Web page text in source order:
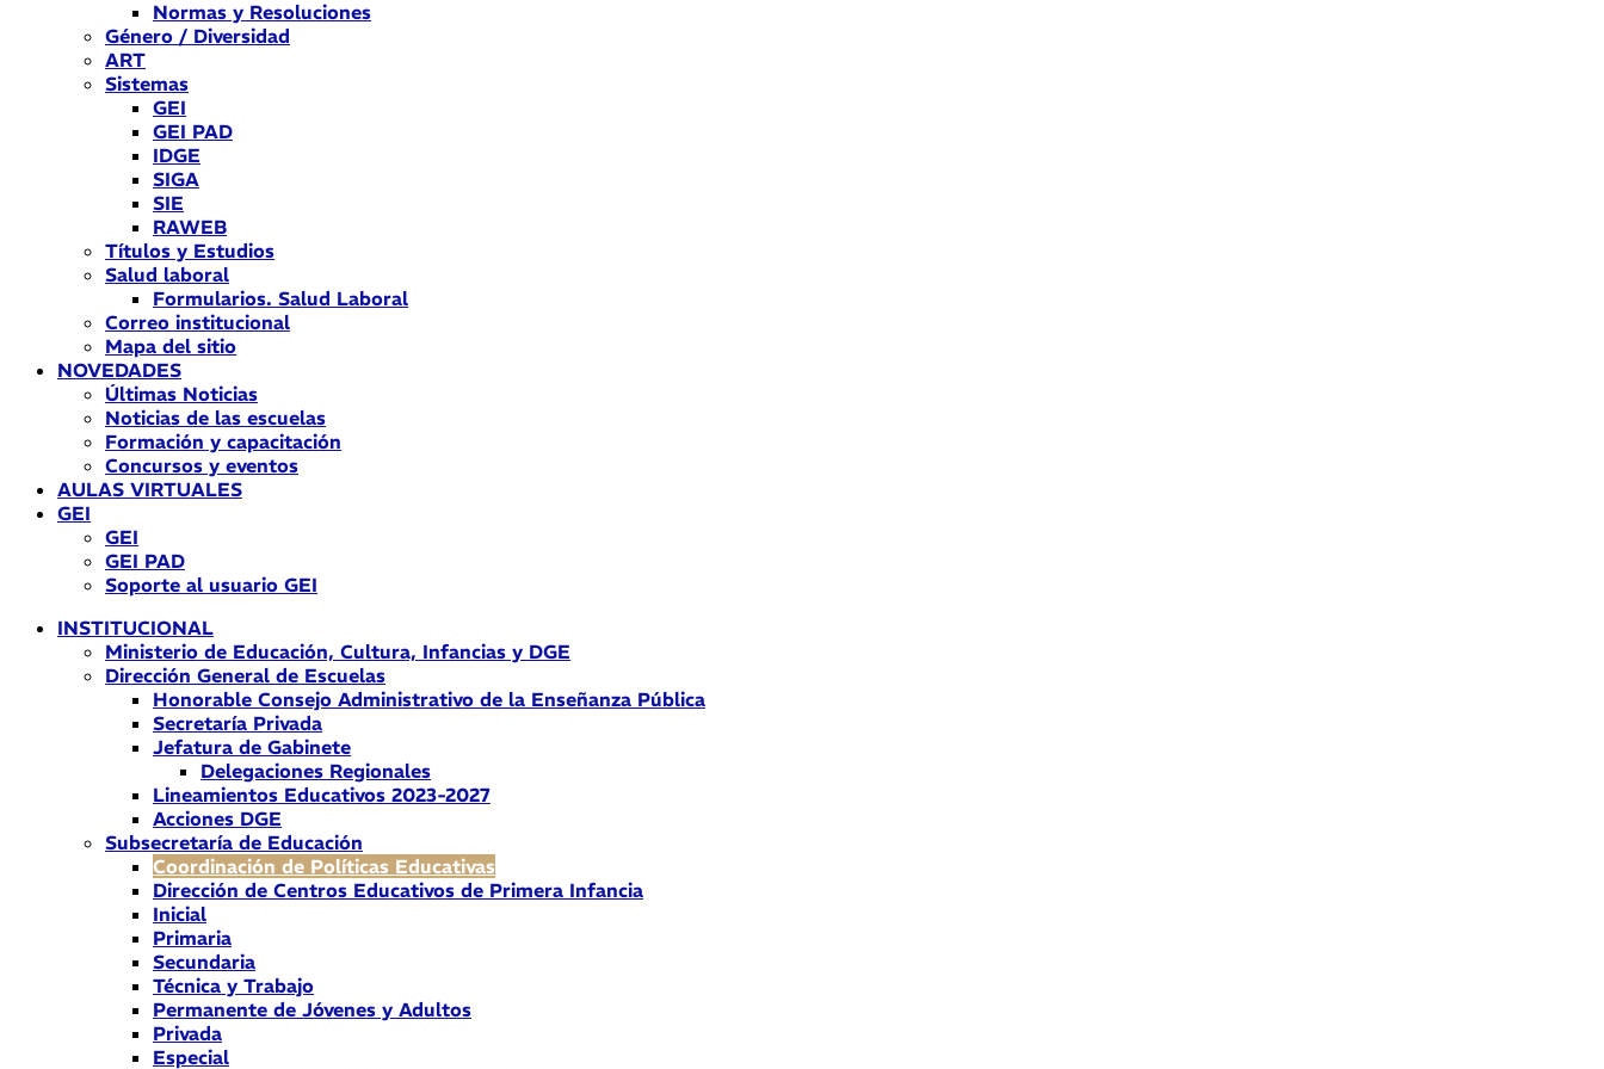
Normas y Resoluciones
Género / Diversidad
ART
Sistemas
GEI
GEI PAD
IDGE
SIGA
SIE
RAWEB
Títulos y Estudios
Salud laboral
Formularios. Salud Laboral
Correo institucional
Mapa del sitio
NOVEDADES
Últimas Noticias
Noticias de las escuelas
Formación y capacitación
Concursos y eventos
AULAS VIRTUALES
GEI
GEI
GEI PAD
Soporte al usuario GEI
INSTITUCIONAL
Ministerio de Educación, Cultura, Infancias y DGE
Dirección General de Escuelas
Honorable Consejo Administrativo de la Enseñanza Pública
Secretaría Privada
Jefatura de Gabinete
Delegaciones Regionales
Lineamientos Educativos 2023-2027
Acciones DGE
Subsecretaría de Educación
Coordinación de Políticas Educativas
Dirección de Centros Educativos de Primera Infancia
Inicial
Primaria
Secundaria
Técnica y Trabajo
Permanente de Jóvenes y Adultos
Privada
Especial